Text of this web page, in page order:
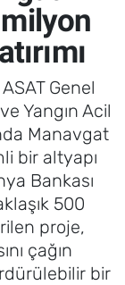
Genel
Yangın Acil
Manavgat
bir altyapı
Bankası
500
proje,
çağın
bir